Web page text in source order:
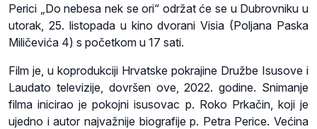
Perici „Do nebesa nek se ori“ održat će se u Dubrovniku u
utorak, 25. listopada u kino dvorani Visia (Poljana Paska
Miličevića 4) s početkom u 17 sati.
Film je, u koprodukciji Hrvatske pokrajine Družbe Isusove i
Laudato televizije, dovršen ove, 2022. godine. Snimanje
filma inicirao je pokojni isusovac p. Roko Prkačin, koji je
ujedno i autor najvažnije biografije p. Petra Perice. Većina